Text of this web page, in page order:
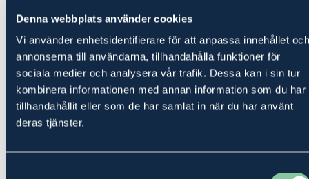
Denna webbplats använder cookies
Vi använder enhetsidentifierare för att anpassa innehållet och
annonserna till användarna, tillhandahålla funktioner för
sociala medier och analysera vår trafik. Dessa kan i sin tur
kombinera informationen med annan information som du har
tillhandahållit eller som de har samlat in när du har använt
deras tjänster.
och redovisning
Om du inte måste ha en revisor är det mest effektiva sättet att
reducera kostnaderna att helt enkelt inte ha någon. För om du inte
behöver ta in utomstående granskning som säkrar att siffrorna är rätt
å statens vägnar, finns det sällan anledning att göra det.
Däremot kan det vara fördelaktigt att ta hjälp av en kompetent
auktoriserad redovisningskonsult, som håller koll på ekonomin å